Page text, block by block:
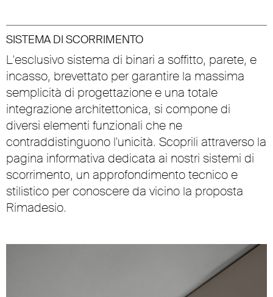
SISTEMA DI SCORRIMENTO
L'esclusivo sistema di binari a soffitto, parete, e
incasso, brevettato per garantire la massima
semplicità di progettazione e una totale
integrazione architettonica, si compone di
diversi elementi funzionali che ne
contraddistinguono l'unicità. Scoprili attraverso la
pagina informativa dedicata ai nostri sistemi di
scorrimento, un approfondimento tecnico e
stilistico per conoscere da vicino la proposta
Rimadesio.